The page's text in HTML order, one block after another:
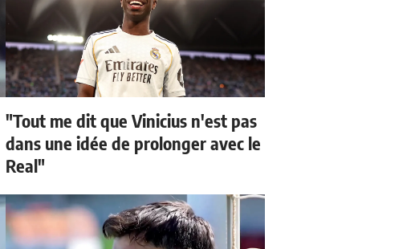
"Tout me dit que Vinicius n'est pas
dans une idée de prolonger avec le
Real"